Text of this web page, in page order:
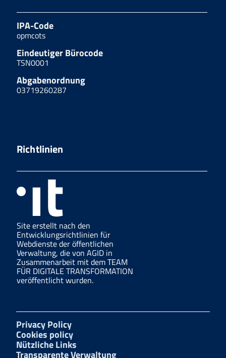
IPA-Code
opmcots
Eindeutiger Bürocode
TSN0001
Abgabenordnung
03719260287
Richtlinien
Site erstellt nach den
Entwicklungsrichtlinien für
Webdienste der öffentlichen
Verwaltung, die von AGID in
Zusammenarbeit mit dem TEAM
FÜR DIGITALE TRANSFORMATION
veröffentlicht wurden.
Privacy Policy
Cookies policy
Nützliche Links
Transparente Verwaltung